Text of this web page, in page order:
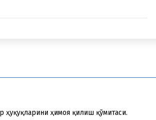
ҳимоя қилиш қўмитаси.